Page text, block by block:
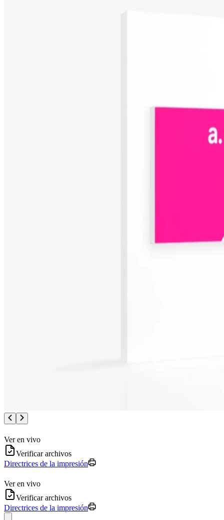
Ver en vivo
Verificar archivos
Directrices de la impresión
Ver en vivo
Verificar archivos
Directrices de la impresión